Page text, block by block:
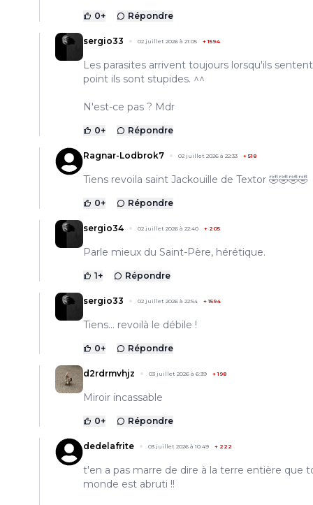
0+ Répondre
sergio33 02 juillet 2026 à 21:05 +1594
Les parasites arrivent toujours lorsqu'ils
point ils sont stupides. ^^
N'est-ce pas ? Mdr
0+ Répondre
Ragnar-Lodbrok7 02 juillet 2026 à 22:33 +518
Tiens revoila saint Jackouille de Textor 🤣🤣🤣🤣
0+ Répondre
sergio34 02 juillet 2026 à 22:40 + 205
Parle mieux du Saint-Père, hérétique.
1+ Répondre
sergio33 02 juillet 2026 à 22:54 +1594
Tiens... revoilà le débile !
0+ Répondre
d2rdrmvhjz 03 juillet 2026 à 6:39 +198
Miroir incassable
0+ Répondre
dedelafrite 03 juillet 2026 à 10:49 + 222
t'en a pas marre de dire à la terre entière que
monde est abruti !!